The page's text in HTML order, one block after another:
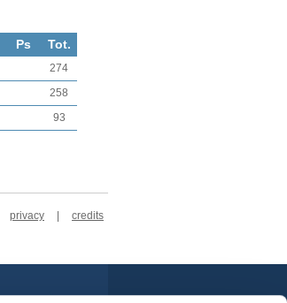
Ps Tot.
274
258
93
privacy credits